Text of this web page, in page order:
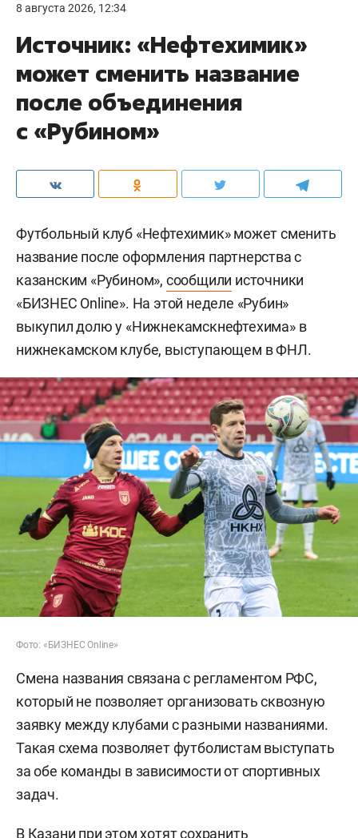
8 августа 2026, 12:34
Источник: «Нефтехимик»
может сменить название
после объединения
с «Рубином»
Футбольный клуб «Нефтехимик» может сменить
название после оформления партнерства с
казанским «Рубином», сообщили источники
«БИЗНЕС Online». На этой неделе «Рубин»
выкупил долю у «Нижнекамскнефтехима» в
нижнекамском клубе, выступающем в ФНЛ.
Фото: «БИЗНЕС Online»
Смена названия связана с регламентом РФС,
который не позволяет организовать сквозную
заявку между клубами с разными названиями.
Такая схема позволяет футболистам выступать
за обе команды в зависимости от спортивных
задач.
В Казани при этом хотят сохранить